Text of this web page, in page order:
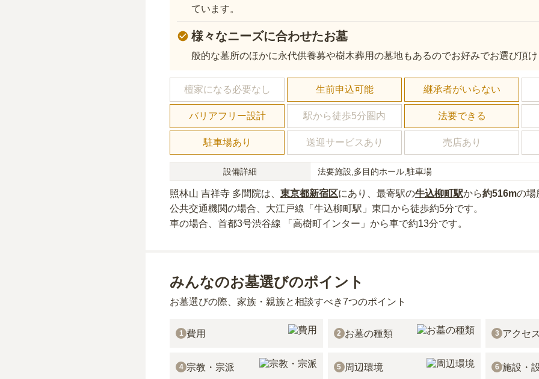
ています。
様々なニーズに合わせたお墓
般的な墓所のほかに永代供養募や樹木葬用の墓地もあるのでお好みでお選び頂
檀家になる必要なし 生前申込可能 継承者がいらない
バリアフリー設計 駅から徒歩5分圏内 法要できる
駐車場あり 送迎サービスあり 売店あり
設備詳細 法要施設,多目的ホール,駐車場
照林山 吉祥寺 多聞院は、 東京都新宿区にあり 、最寄駅の牛込柳町駅から約516mの場
公共交通機関の場合 、大江戸線「牛込柳町駅」東口から徒歩約5分です。
車の場合 、首都3号渋谷線 「高樹町インター」から車で約13分です。
みんなのお墓選びのポイント
お墓選びの際、家族・親族と相談すべき7つのポイント
1 費用 2 お墓の種類 3 アクセ
4 宗教・宗派 5 周辺環境 6 施設・